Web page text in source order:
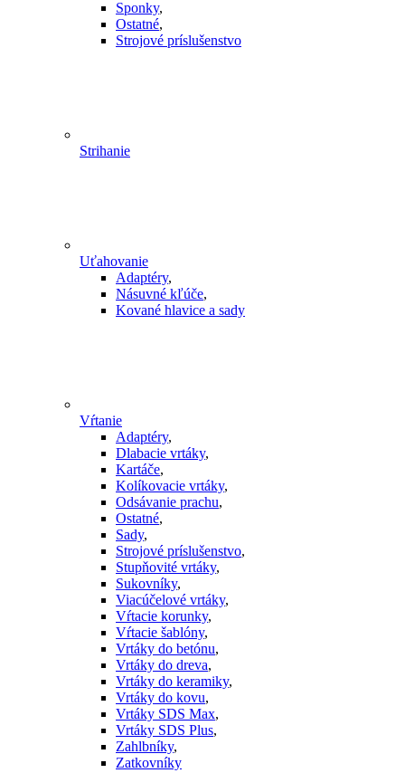
Sponky,
Ostatné,
Strojové príslušenstvo
Strihanie
Uťahovanie
Adaptéry,
Násuvné kľúče,
Kované hlavice a sady
Vŕtanie
Adaptéry,
Dlabacie vrtáky,
Kartáče,
Kolíkovacie vrtáky,
Odsávanie prachu,
Ostatné,
Sady,
Strojové príslušenstvo,
Stupňovité vrtáky,
Sukovníky,
Viacúčelové vrtáky,
Vŕtacie korunky,
Vŕtacie šablóny,
Vrtáky do betónu,
Vrtáky do dreva,
Vrtáky do keramiky,
Vrtáky do kovu,
Vrtáky SDS Max,
Vrtáky SDS Plus,
Zahlbníky,
Zatkovníky